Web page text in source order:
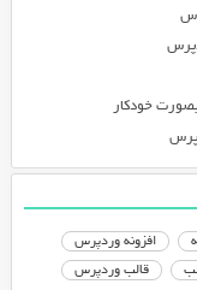
خودکار
افزونه وردپرس
قالب وردپرس